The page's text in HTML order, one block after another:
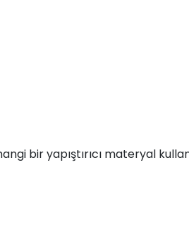
bir yapıştırıcı materyal